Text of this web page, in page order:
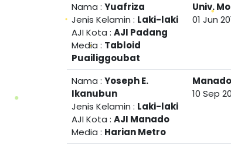
Nama : Yuafriza
Jenis Kelamin : Laki-laki
AJI Kota : AJI Padang
Media : Tabloid
Puailiggoubat
Univ.
01 Jun
Nama : Yoseph E.
Ikanubun
Jenis Kelamin : Laki-laki
AJI Kota : AJI Manado
Media : Harian Metro
Manado
10 Sep